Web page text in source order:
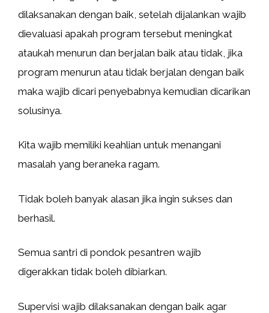
dilaksanakan dengan baik, setelah dijalankan wajib
dievaluasi apakah program tersebut meningkat
ataukah menurun dan berjalan baik atau tidak, jika
program menurun atau tidak berjalan dengan baik
maka wajib dicari penyebabnya kemudian dicarikan
solusinya.
Kita wajib memiliki keahlian untuk menangani
masalah yang beraneka ragam.
Tidak boleh banyak alasan jika ingin sukses dan
berhasil.
Semua santri di pondok pesantren wajib
digerakkan tidak boleh dibiarkan.
Supervisi wajib dilaksanakan dengan baik agar